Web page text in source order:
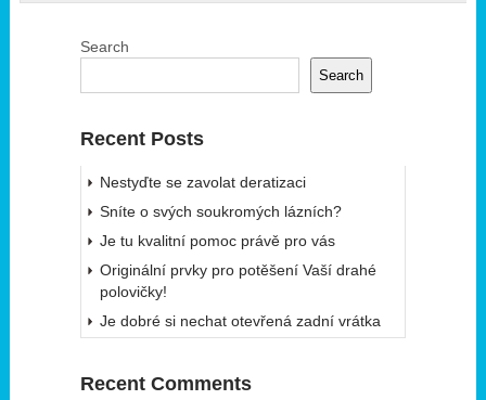
Search
Search
Recent Posts
Nestyďte se zavolat deratizaci
Sníte o svých soukromých lázních?
Je tu kvalitní pomoc právě pro vás
Originální prvky pro potěšení Vaší drahé
polovičky!
Je dobré si nechat otevřená zadní vrátka
Recent Comments